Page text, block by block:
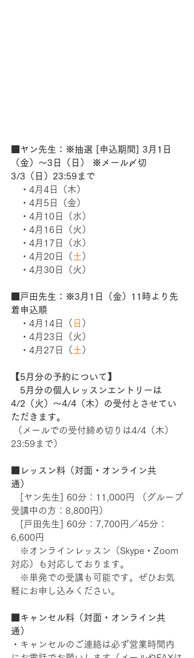
■ヤン先生：※抽選 [申込期間] 3月1日
（金）～3日（日） ※メール〆切
3/3（日）23:59まで
・4月4日（木）
・4月5日（金）
・4月10日（水）
・4月16日（火）
・4月17日（水）
・4月20日（ 土 ）
・4月30日（火）
■戸田先生：※3月1日（金）11時より先
着申込順
・4月14日（ 日 ）
・4月23日（火）
・4月27日（ 土 ）
【5月分の予約について】
5月分の個人レッスンエントリーは
4/2（火）〜4/4（木）の受付とさせてい
ただきます。
（メールでの受付締め切りは4/4（木）
23:59まで）
■レッスン料（対面・オンライン共
通）
[ヤン先生] 60分：11,000円 （グループ
受講中の方：8,800円）
[戸田先生] 60分：7,700円／45分：
6,600円
※オンラインレッスン（Skype・Zoom
対応）も対応しております。
※単発での受講も可能です。ぜひお気
軽にお申し込みください。
■キャンセル料（対面・オンライン共
通）
・キャンセルのご連絡は必ず営業時間内